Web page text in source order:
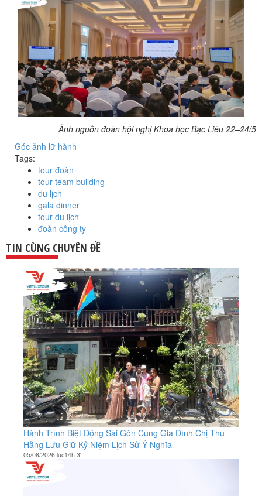
Ảnh nguồn đoàn hội nghị Khoa học Bạc Liêu 22–24/5
Góc ảnh lữ hành
Tags:
tour đoàn
tour team building
du lịch
gala dinner
tour du lịch
đoàn công ty
TIN CÙNG CHUYÊN ĐỀ
Hành Trình Biệt Động Sài Gòn Cùng Gia Đình Chị Thu
Hằng Lưu Giữ Kỷ Niệm Lịch Sử Ý Nghĩa
05/08/2026 lúc14h 3'